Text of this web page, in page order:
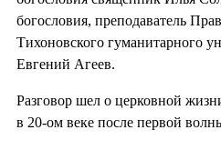
богословия, преподаватель
Тихоновского гуманитарного
Евгений Агеев.
Разговор шел о церковной
в 20-ом веке после первой